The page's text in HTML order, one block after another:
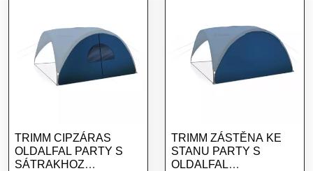
TRIMM CIPZÁRAS
OLDALFAL PARTY S
SÁTRAKHOZ
TRIMM ZÁSTĚNA KE
STANU PARTY S
OLDALFAL